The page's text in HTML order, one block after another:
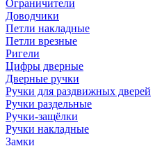
Ограничители
Доводчики
Петли накладные
Петли врезные
Ригели
Цифры дверные
Дверные ручки
Ручки для раздвижных дверей
Ручки раздельные
Ручки-защёлки
Ручки накладные
Замки